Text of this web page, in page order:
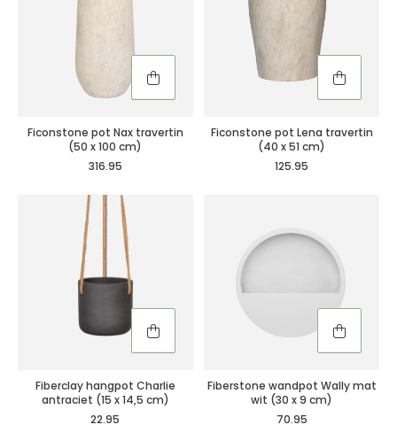
Ficonstone pot Nax travertin
(50 x 100 cm)
316.95
Ficonstone pot Lena travertin
(40 x 51 cm)
125.95
Fiberclay hangpot Charlie
antraciet (15 x 14,5 cm)
22.95
Fiberstone wandpot Wally mat
wit (30 x 9 cm)
70.95